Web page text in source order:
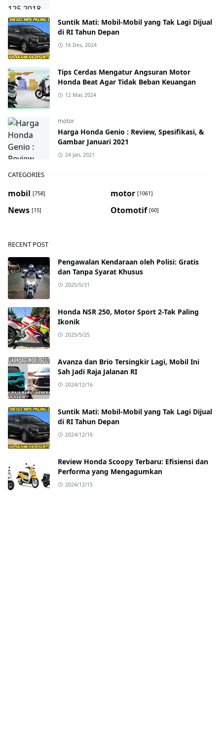
Suntik Mati: Mobil-Mobil yang Tak Lagi Dijual
di RI Tahun Depan
16 Des, 2024
Tips Cerdas Mengatur Angsuran Motor
Honda Beat Agar Tidak Beban Keuangan
12 Mar, 2024
motor
Harga Honda Genio : Review, Spesifikasi, &
Gambar Januari 2021
24 Jan, 2021
CATEGORIES
mobil [758] motor [1061]
News [15] Otomotif [60]
RECENT POST
Pengawalan Kendaraan oleh Polisi: Gratis
dan Tanpa Syarat Khusus
2025/5/31
Honda NSR 250, Motor Sport 2-Tak Paling
Ikonik
2025/5/25
Avanza dan Brio Tersingkir Lagi, Mobil Ini
Sah Jadi Raja Jalanan RI
2024/12/16
Suntik Mati: Mobil-Mobil yang Tak Lagi Dijual
di RI Tahun Depan
2024/12/16
Review Honda Scoopy Terbaru: Efisiensi dan
Performa yang Mengagumkan
2024/12/15